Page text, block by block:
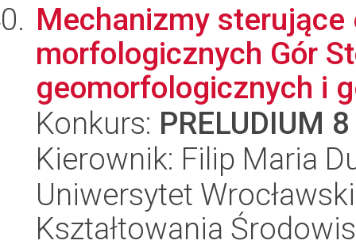
Mechanizmy
morfologicznych Gór
geomorfologicznych i
Konkurs: PRELUDIUM 8
Kierownik: Filip Maria
Uniwersytet
Kształtowania